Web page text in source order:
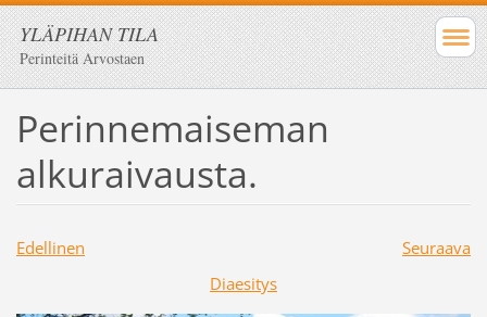
YLÄPIHAN TILA
Perinteitä Arvostaen
Perinnemaiseman
alkuraivausta.
Edellinen
Seuraava
Diaesitys